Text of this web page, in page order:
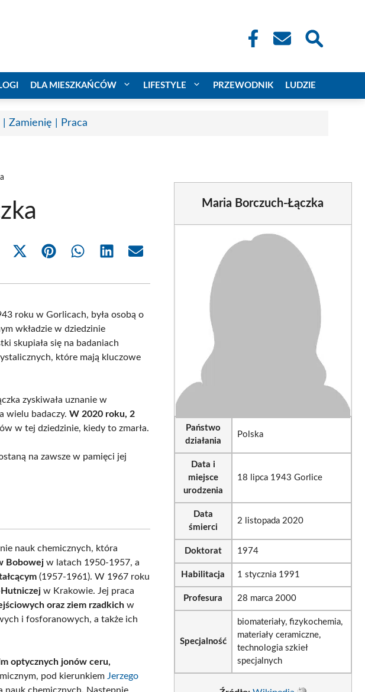
DLA MIESZKAŃCÓW LIFESTYLE PRZEWODNIK LUDZIE
Zamienię | Praca
Share
(Twitter)
Share Share Share Share
roku w Gorlicach, była osobą o
wkładzie w dziedzinie
skupiała się na badaniach
które mają kluczowe
zyskiwała uznanie w
wielu badaczy.W 2020 roku, 2
w tej dziedzinie, kiedy to zmarła.
na zawsze w pamięci jej
nauk chemicznych, która
Bobowej w latach 1950-1957, a
(1957-1961). W 1967 roku
w Krakowie. Jej praca
oraz ziem rzadkich w
i fosforanowych, a także ich
optycznych jonów ceru,
pod kierunkiem Jerzego
nauk chemicznych. Następnie
Maria Borczuch-Łączka
Państwo
działania
Polska
Data i
miejsce
urodzenia
18 lipca 1943 Gorlice
Data
śmierci
2 listopada 2020
Doktorat 1974
Habilitacja 1 stycznia 1991
Profesura 28 marca 2000
Specjalność
biomateriały, fizykochemia,
materiały ceramiczne,
technologia szkieł
specjalnych